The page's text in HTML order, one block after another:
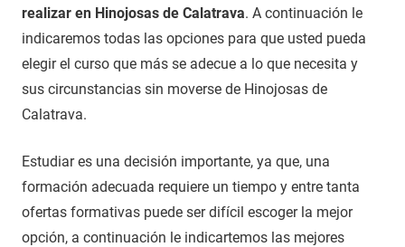
de
enero
2021
en
Ciudad
realizar en Hinojosas de Calatrava. A continuación le
indicaremos todas las opciones para que usted pueda
elegir el curso que más se adecue a lo que necesita y
sus circunstancias sin moverse de Hinojosas de
Calatrava.
Estudiar es una decisión importante, ya que, una
formación adecuada requiere un tiempo y entre tanta
ofertas formativas puede ser difícil escoger la mejor
opción, a continuación le indicartemos las mejores